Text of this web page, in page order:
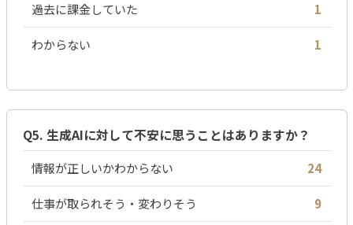
過去に課金していた 1
わからない 1
Q5. 生成AIに対して不安に思うことはありますか？
情報が正しいかわからない 24
仕事が取られそう・変わりそう 9